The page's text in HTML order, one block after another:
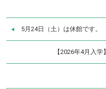
5月24日（土）は休館です。
【2026年4月入